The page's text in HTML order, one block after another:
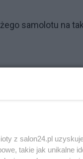
samolotu na
z salon24.pl
takie jak unikalne